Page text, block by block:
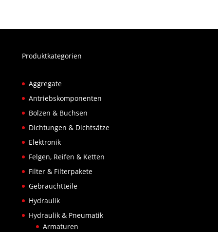
Produktkategorien
Aggregate
Antriebskomponenten
Bolzen & Buchsen
Dichtungen & Dichtsätze
Elektronik
Felgen, Reifen & Ketten
Filter & Filterpakete
Gebrauchtteile
Hydraulik
Hydraulik & Pneumatik
Armaturen